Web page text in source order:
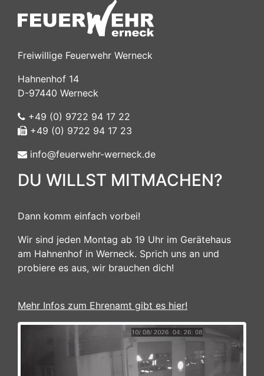
Freiwillige Feuerwehr Werneck
Hahnenhof 14
D-97440 Werneck
+49 (0) 9722 94 17 22
+49 (0) 9722 94 17 23
info@feuerwehr-werneck.de
DU WILLST MITMACHEN?
Dann komm einfach vorbei!
Wir sind jeden Montag ab 19 Uhr im Gerätehaus
am Hahnenhof in Werneck. Sprich uns an und
probiere es aus, wir brauchen dich!
Mehr Infos zum Ehrenamt gibt es hier!